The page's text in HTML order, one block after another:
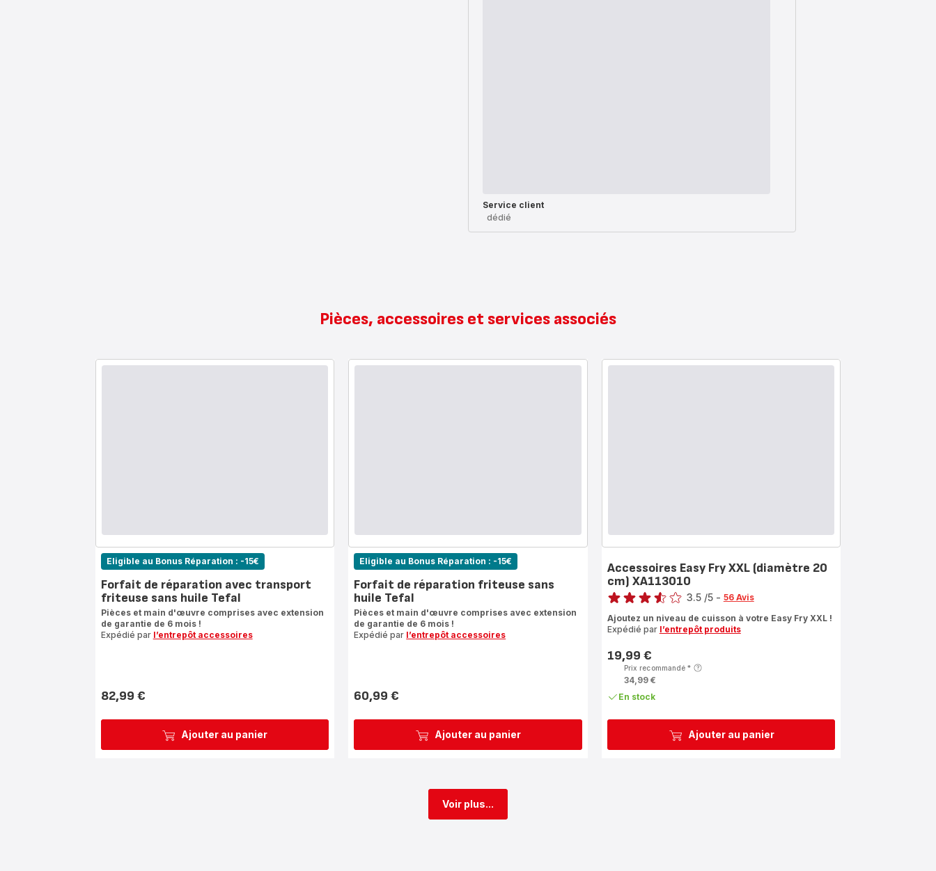
Service client
dédié
Pièces, accessoires et services associés
Ajouter au panier
Eligible au Bonus Réparation : -15€
Forfait de réparation avec transport
friteuse sans huile Tefal
Pièces et main d'œuvre comprises avec extension
de garantie de 6 mois !
Expédié par l’entrepôt accessoires
Prix
82,99 €
Ajouter au panier
Eligible au Bonus Réparation : -15€
Forfait de réparation friteuse sans
huile Tefal
Pièces et main d'œuvre comprises avec extension
de garantie de 6 mois !
Expédié par l’entrepôt accessoires
Prix
60,99 €
Ajouter au panier
Accessoires Easy Fry XXL (diamètre 20
cm) XA113010
Note
3.5 /5 - 56 Avis
Ajoutez un niveau de cuisson à votre Easy Fry XXL !
Expédié par l’entrepôt produits
Prix
19,99 €
Prix recommandé*
34,99 €
En stock
Voir plus...